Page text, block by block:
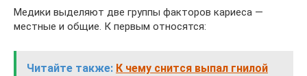
Медики выделяют две группы факторов кариеса —
местные и общие. К первым относятся:
Читайте также: К чему снится выпал гнилой